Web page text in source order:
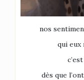
nos
qui eux
dès que